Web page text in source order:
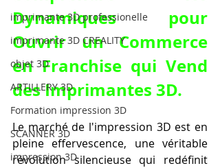
imprimante 3D professionelle
imprimante 3D CREALITY
objet 3D
ARTILLERY 3D
Formation impression 3D
SCANNER 3D
impression 3D
Ouvrir un Commerce
en Franchise qui Vend
des Imprimantes 3D.
Le marché de l'impression 3D est en
pleine effervescence, une véritable
révolution silencieuse qui redéfinit